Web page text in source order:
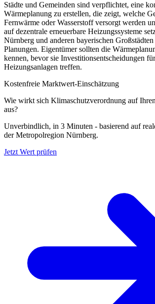
Städte und Gemeinden sind verpflichtet, eine
Wärmeplanung zu erstellen, die zeigt, welche
Fernwärme oder Wasserstoff versorgt werden
auf dezentrale erneuerbare Heizungssysteme
Nürnberg und anderen bayerischen
Planungen. Eigentümer sollten die
kennen, bevor sie Investitionsentscheidungen
Heizungsanlagen treffen.
Kostenfreie Marktwert-Einschätzung
Wie wirkt sich Klimaschutzverordnung auf
aus?
Unverbindlich, in 3 Minuten - basierend auf
der Metropolregion Nürnberg.
Jetzt Wert prüfen